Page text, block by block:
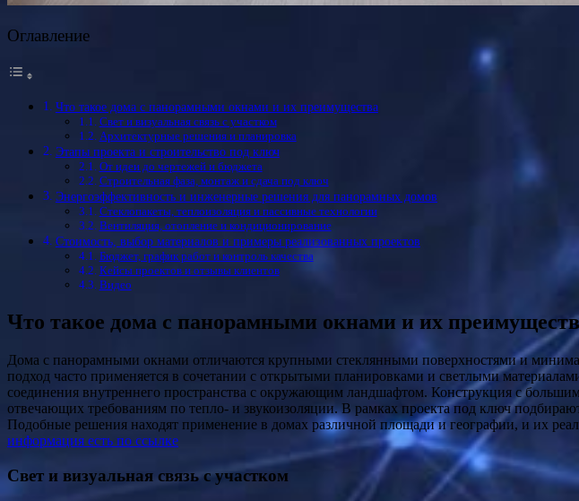
Оглавление
Что такое дома с панорамными окнами и их преимущества
Свет и визуальная связь с участком
Архитектурные решения и планировка
Этапы проекта и строительство под ключ
От идеи до чертежей и бюджета
Строительная фаза, монтаж и сдача под ключ
Энергоэффективность и инженерные решения для панорамных домов
Стеклопакеты, теплоизоляция и пассивные технологии
Вентиляция, отопление и кондиционирование
Стоимость, выбор материалов и примеры реализованных проектов
Бюджет, график работ и контроль качества
Кейсы проектов и отзывы клиентов
Видео
Что такое дома с панорамными окнами и их
Дома с панорамными окнами отличаются крупными стеклянными поверхностями и минимальными рамами, что обеспечивает обширный обзор и естественное освещение внутри. Такой
подход часто применяется в сочетании с открытыми планировками и светлыми
соединения внутреннего пространства с окружающим ландшафтом. Конструкция с
отвечающих требованиям по тепло- и звукоизоляции. В рамках проекта под ключ
Подобные решения находят применение в домах различной площади и географии, и их
информация есть по ссылке
Свет и визуальная связь с участком